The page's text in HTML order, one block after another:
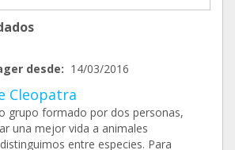
desde: 14/03/2016
Cleopatra
grupo formado por dos personas,
una mejor vida a animales
entre especies. Para